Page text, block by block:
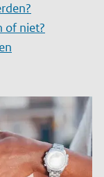
of niet?